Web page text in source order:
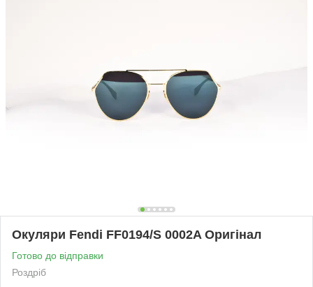
Окуляри Fendi FF0194/S 0002A Оригінал
Готово до відправки
Роздріб